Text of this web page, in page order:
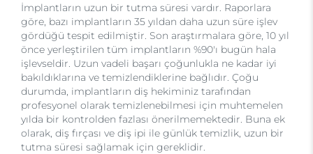
İmplantların uzun bir tutma süresi vardır. Raporlara
göre, bazı implantların 35 yıldan daha uzun süre işlev
gördüğü tespit edilmiştir. Son araştırmalara göre, 10 yıl
önce yerleştirilen tüm implantların %90'ı bugün hala
işlevseldir. Uzun vadeli başarı çoğunlukla ne kadar iyi
bakıldıklarına ve temizlendiklerine bağlıdır. Çoğu
durumda, implantların diş hekiminiz tarafından
profesyonel olarak temizlenebilmesi için muhtemelen
yılda bir kontrolden fazlası önerilmemektedir. Buna ek
olarak, diş fırçası ve diş ipi ile günlük temizlik, uzun bir
tutma süresi sağlamak için gereklidir.